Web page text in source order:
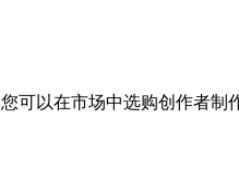
以在市场中选购创作者制